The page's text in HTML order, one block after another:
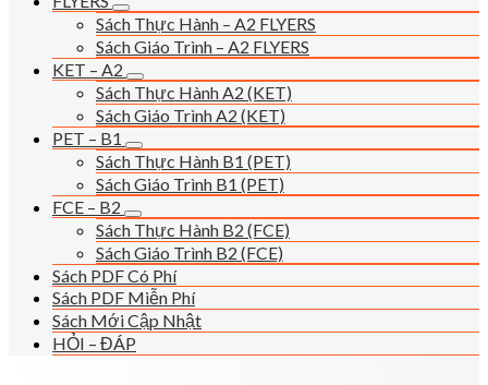
Sách Thực Hành – A2 FLYERS
Sách Giáo Trình – A2 FLYERS
KET – A2
Sách Thực Hành A2 (KET)
Sách Giáo Trình A2 (KET)
PET – B1
Sách Thực Hành B1 (PET)
Sách Giáo Trình B1 (PET)
FCE – B2
Sách Thực Hành B2 (FCE)
Sách Giáo Trình B2 (FCE)
Sách PDF Có Phí
Sách PDF Miễn Phí
Sách Mới Cập Nhật
HỎI – ĐÁP